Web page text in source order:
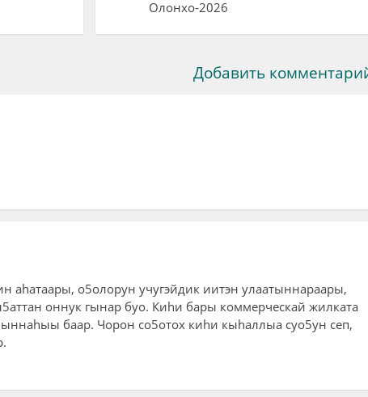
Олонхо-2026
Добавить
аhатаары, о5олорун учугэйдик иитэн улаатыннараары,
оннук гынар буо. Киhи бары коммерческай жилката
баар. Чорон со5отох киhи кыhаллыа суо5ун сеп,